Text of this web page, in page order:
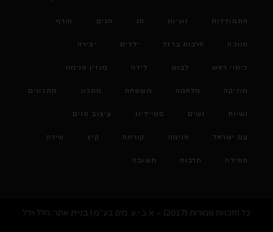
התמודדות זוגיות חג חגים חורף
חנוכה חרבות ברזל ילדים יצירה
כיסוי ראש לבוש לידה מגזין פנימה
מוזיקה מלחמה משפחה מתכון מתכונים
נשיות נשים סטיילינג עיצוב פנים
עם ישראל פנימה קורונה קיץ שירה
תפילה תרבות תשובה
כל הזכויות שמורות (2017) – א.ב.י.ע. מים בע"מ | בניית אתר: הלל וידל